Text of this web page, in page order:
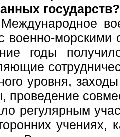
государств?
военно-морскими
годы
уровня,
проведение
регулярным